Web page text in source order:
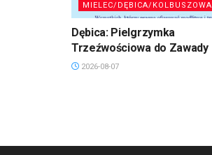
MIELEC/DĘBICA/KOLBUSZOWA
Dębica: Pielgrzymka
Trzeźwościowa do Zawady
2026-08-07